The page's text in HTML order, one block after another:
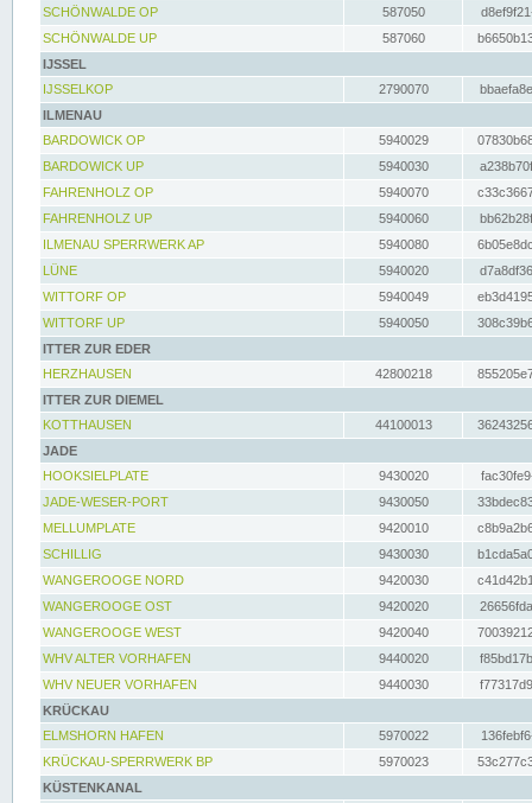
SCHÖNWALDE OP
587050
SCHÖNWALDE UP
587060
IJSSEL
IJSSELKOP
2790070
ILMENAU
BARDOWICK OP
5940029
BARDOWICK UP
5940030
FAHRENHOLZ OP
5940070
FAHRENHOLZ UP
5940060
ILMENAU SPERRWERK AP
5940080
LÜNE
5940020
WITTORF OP
5940049
WITTORF UP
5940050
ITTER ZUR EDER
HERZHAUSEN
42800218
ITTER ZUR DIEMEL
KOTTHAUSEN
44100013
JADE
HOOKSIELPLATE
9430020
JADE-WESER-PORT
9430050
MELLUMPLATE
9420010
SCHILLIG
9430030
WANGEROOGE NORD
9420030
WANGEROOGE OST
9420020
WANGEROOGE WEST
9420040
WHV ALTER VORHAFEN
9440020
WHV NEUER VORHAFEN
9440030
KRÜCKAU
ELMSHORN HAFEN
5970022
KRÜCKAU-SPERRWERK BP
5970023
KÜSTENKANAL